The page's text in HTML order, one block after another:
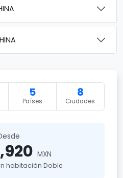
5
Países
8
Ciudades
MXN
habitación Doble